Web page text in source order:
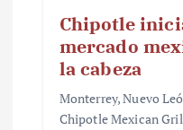
Chipotle
mercado
la cabeza
Monterrey, Nuevo
Chipotle Mexican